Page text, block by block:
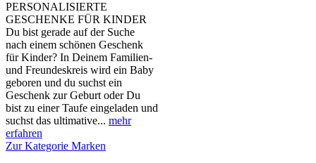
PERSONALISIERTE
GESCHENKE FÜR KINDER
Du bist gerade auf der Suche
nach einem schönen Geschenk
für Kinder? In Deinem Familien-
und Freundeskreis wird ein Baby
geboren und du suchst ein
Geschenk zur Geburt oder Du
bist zu einer Taufe eingeladen und
suchst das ultimative... mehr
erfahren
Zur Kategorie Marken